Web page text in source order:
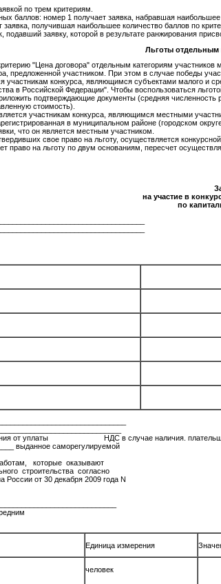
по трем критериям.
баллов: номер 1 получает заявка, набравшая
заявка, получившая наибольшее количество баллов по
заявку, которой в результате ранжирования
Льготы отдельным
"Цена договора" отдельным категориям
предложенной участником. При этом в случае победы
участникам конкурса, являющимся субъектами малого
в Российской Федерации". Чтобы воспользоваться
подтверждающие документы (средняя
стоимость).
участникам конкурса, являющимся местными
в муниципальном районе (городском
что он является местным участником.
свое право на льготу, осуществляется
право на льготу по двум основаниям, пересчет
на участие в
по
от уплаты НДС в случае наличия.
выданное саморегулируемой
которые оказывают
строительства согласно
от 30 декабря 2009 года N
Единица измерения
человек